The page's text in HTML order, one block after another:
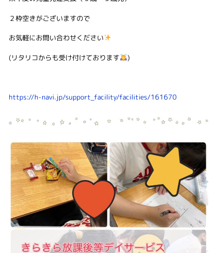
２枠空きがございますので
お気軽にお問い合わせください
(リタリコからも受け付けております )
https://h-navi.jp/support_facility/facilities/161670